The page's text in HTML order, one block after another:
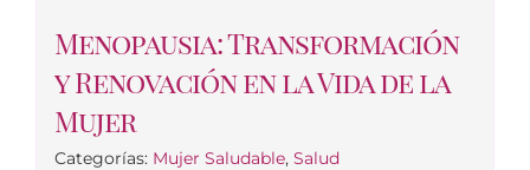
Menopausia: Transformación
y Renovación en la Vida de la
Mujer
Categorías: Mujer Saludable, Salud